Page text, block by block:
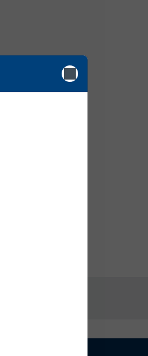
sich mit Ihren